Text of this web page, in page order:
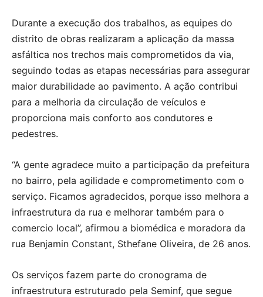
Durante a execução dos trabalhos, as equipes do
distrito de obras realizaram a aplicação da massa
asfáltica nos trechos mais comprometidos da via,
seguindo todas as etapas necessárias para assegurar
maior durabilidade ao pavimento. A ação contribui
para a melhoria da circulação de veículos e
proporciona mais conforto aos condutores e
pedestres.
“A gente agradece muito a participação da prefeitura
no bairro, pela agilidade e comprometimento com o
serviço. Ficamos agradecidos, porque isso melhora a
infraestrutura da rua e melhorar também para o
comercio local”, afirmou a biomédica e moradora da
rua Benjamin Constant, Sthefane Oliveira, de 26 anos.
Os serviços fazem parte do cronograma de
infraestrutura estruturado pela Seminf, que segue